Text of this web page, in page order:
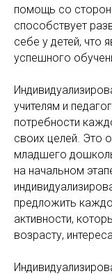
помощь со
способствует
себе у детей, что
успешного
учителям и
потребности
своих целей. Это
младшего
на начальном
предложить
активности,
возрасту,